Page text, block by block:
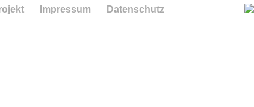
Impressum Datenschutz